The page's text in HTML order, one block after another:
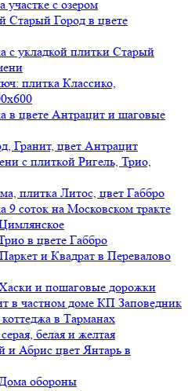
участке с озером
Старый Город в цвете
с укладкой плитки Старый
плитка Классико,
в цвете Антрацит и шаговые
Гранит, цвет Антрацит
с плиткой Ригель, Трио,
плитка Литос, цвет Габбро
соток на Московском тракте
в цвете Габбро
и Квадрат в Перевалово
и пошаговые дорожки
в частном доме КП Заповедник
в Тарманах
белая и желтая
и Абрис цвет Янтарь в
обороны